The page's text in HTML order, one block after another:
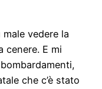
vedere la
cenere. E mi
che c’è stato